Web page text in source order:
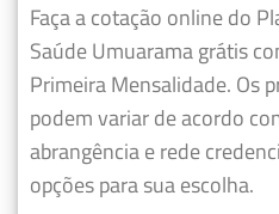
Faça a cotação online do
Saúde Umuarama grátis
Primeira Mensalidade. Os
podem variar de acordo
abrangência e rede
opções para sua escolha.